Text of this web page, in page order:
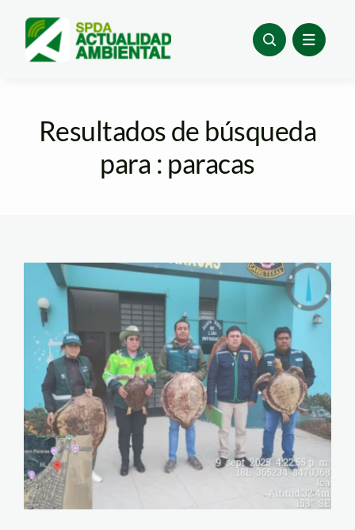
content
Resultados de búsqueda
para : paracas
tortugas disecadas-
paracas-serfor1